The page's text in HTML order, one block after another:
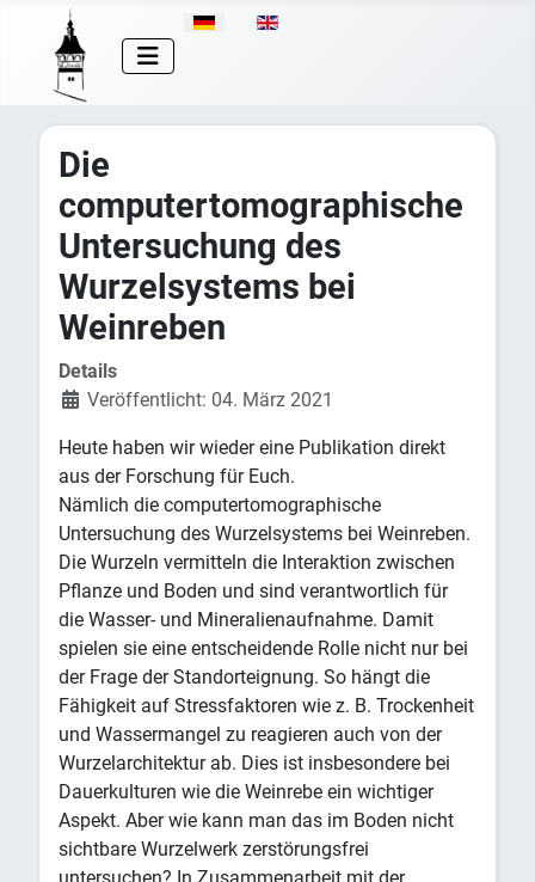
Sprache auswählen
Die
computertomographische
Untersuchung des
Wurzelsystems bei
Weinreben
Details
Veröffentlicht: 04. März 2021
Heute haben wir wieder eine Publikation direkt
aus der Forschung für Euch.
Nämlich die computertomographische
Untersuchung des Wurzelsystems bei Weinreben.
Die Wurzeln vermitteln die Interaktion zwischen
Pflanze und Boden und sind verantwortlich für
die Wasser- und Mineralienaufnahme. Damit
spielen sie eine entscheidende Rolle nicht nur bei
der Frage der Standorteignung. So hängt die
Fähigkeit auf Stressfaktoren wie z. B. Trockenheit
und Wassermangel zu reagieren auch von der
Wurzelarchitektur ab. Dies ist insbesondere bei
Dauerkulturen wie die Weinrebe ein wichtiger
Aspekt. Aber wie kann man das im Boden nicht
sichtbare Wurzelwerk zerstörungsfrei